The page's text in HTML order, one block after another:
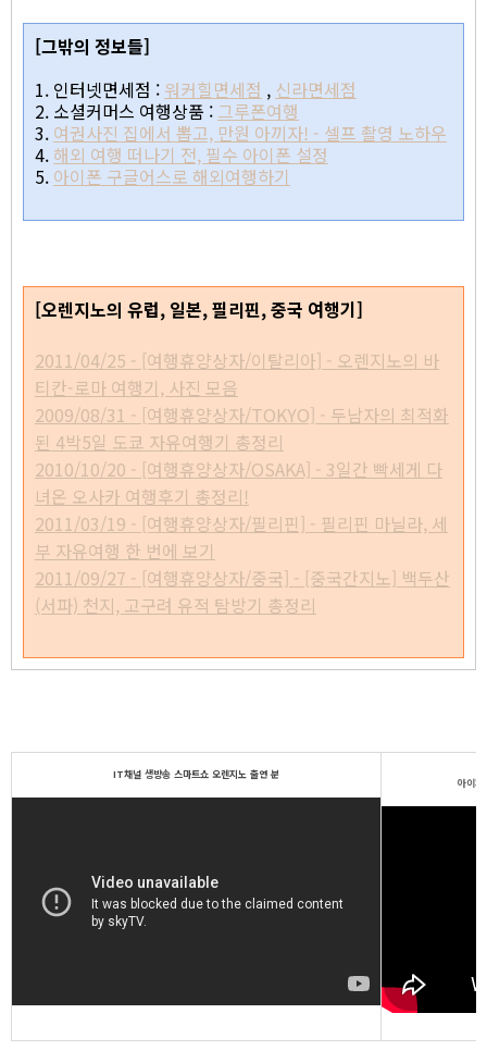
[그밖의 정보들]
1. 인터넷면세점 : 워커힐면세점 , 신라면세점
2. 소셜커머스 여행상품 : 그루폰여행
3. 여권사진 집에서 뽑고, 만원 아끼자! - 셀프 촬영 노하우
4. 해외 여행 떠나기 전, 필수 아이폰 설정
5. 아이폰 구글어스로 해외여행하기
[오렌지노의 유럽, 일본, 필리핀, 중국 여행기]
2011/04/25 - [여행휴양상자/이탈리아] - 오렌지노의 바
티칸-로마 여행기, 사진 모음
2009/08/31 - [여행휴양상자/TOKYO] - 두남자의 최적화
된 4박5일 도쿄 자유여행기 총정리
2010/10/20 - [여행휴양상자/OSAKA] - 3일간 빡세게 다
녀온 오사카 여행후기 총정리!
2011/03/19 - [여행휴양상자/필리핀] - 필리핀 마닐라, 세
부 자유여행 한 번에 보기
2011/09/27 - [여행휴양상자/중국] - [중국간지노] 백두산
(서파) 천지, 고구려 유적 탐방기 총정리
IT채널 생방송 스마트쇼 오렌지노 출연 분
아이